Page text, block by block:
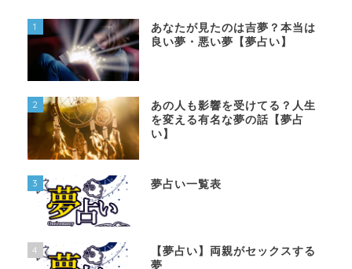
1
あなたが見たのは吉夢？本当は
良い夢・悪い夢【夢占い】
2
あの人も影響を受けてる？人生
を変える有名な夢の話【夢占
い】
3 夢占い一覧表
4
【夢占い】両親がセックスする
夢